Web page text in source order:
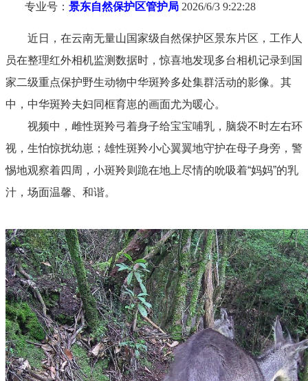
专业号： 景东自然保护区管护局 2026/6/3 9:22:28
近日，在云南无量山国家级自然保护区景东片区，工作人
员在整理红外相机监测数据时，惊喜地发现多台相机记录到国
家二级重点保护野生动物中华斑羚多处集群活动的影像。其
中，中华斑羚夫妇同框育崽的画面尤为暖心。
视频中，雌性斑羚弓着身子给宝宝哺乳，脑袋不时左右环
视，生怕惊扰幼崽；雄性斑羚小心翼翼地守护在母子身旁，警
惕地观察着四周，小斑羚则跪在地上尽情的吮吸着“妈妈”的乳
汁，场面温馨、和谐。